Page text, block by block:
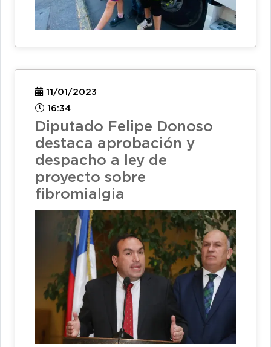
11/01/2023
16:34
Diputado Felipe Donoso
destaca aprobación y
despacho a ley de
proyecto sobre
fibromialgia